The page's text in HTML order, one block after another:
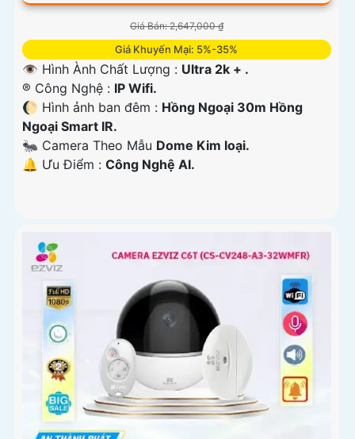
Giá Bán: 2,647,000 ₫
Giá Khuyến Mại: 5%-35%
👁 Hình Ành Chất Lượng : Ultra 2k + .
®️ Công Nghệ : IP Wifi.
🌔 Hình ảnh ban đêm : Hồng Ngoại 30m Hồng
Ngoại Smart IR.
🐜 Camera Theo Mẫu Dome Kim loại.
️🔔 Ưu Điểm : Công Nghệ AI.